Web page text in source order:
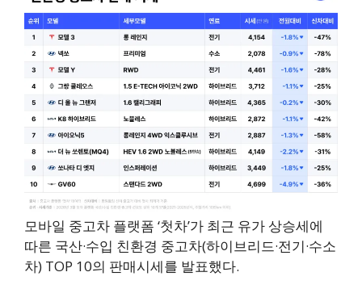
모바일 중고차 플랫폼 ‘첫차’가 최근 유가 상승세에
따른 국산·수입 친환경 중고차(하이브리드·전기·수소
차) TOP 10의 판매시세를 발표했다.